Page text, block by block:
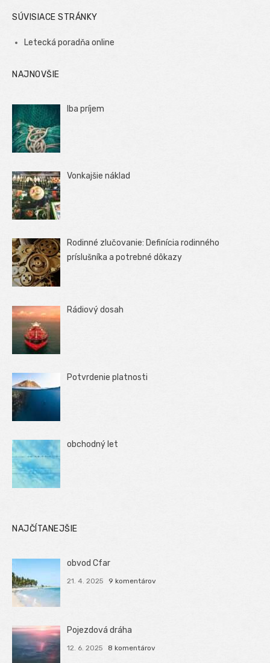
SÚVISIACE STRÁNKY
Letecká poradňa online
NAJNOVŠIE
Iba príjem
Vonkajšie náklad
Rodinné zlučovanie: Definícia rodinného
príslušníka a potrebné dôkazy
Rádiový dosah
Potvrdenie platnosti
obchodný let
NAJČÍTANEJŠIE
obvod Cfar
21. 4. 2025 9 komentárov
Pojezdová dráha
12. 6. 2025 8 komentárov